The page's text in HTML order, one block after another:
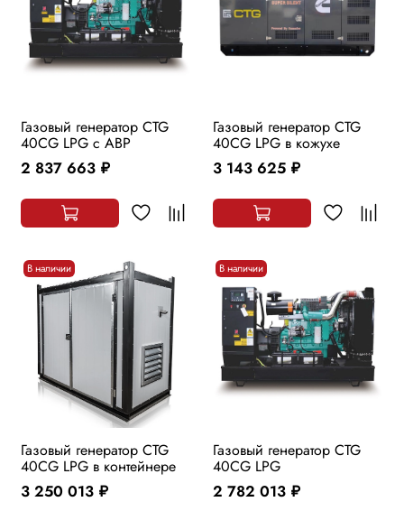
Газовый генератор CTG
40CG LPG с АВР
2 837 663 руб.
Газовый генератор CTG
40CG LPG в кожухе
3 143 625 руб.
В наличии
Газовый генератор CTG
40CG LPG в контейнере
3 250 013 руб.
В наличии
Газовый генератор CTG
40CG LPG
2 782 013 руб.